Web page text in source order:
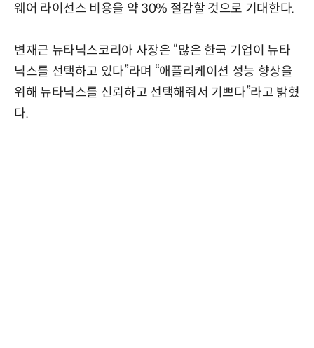
웨어 라이선스 비용을 약 30% 절감할 것으로 기대한다.
변재근 뉴타닉스코리아 사장은 “많은 한국 기업이 뉴타
닉스를 선택하고 있다”라며 “애플리케이션 성능 향상을
위해 뉴타닉스를 신뢰하고 선택해줘서 기쁘다”라고 밝혔
다.